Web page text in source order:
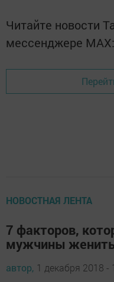
Читайте новости
мессенджере MАХ:
НОВОСТНАЯ ЛЕНТА
7 факторов,
мужчины
автор, 1 декабря 2018 -